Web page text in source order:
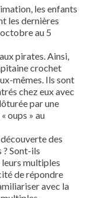
les enfants
les dernières
au 5
pirates. Ainsi,
crochet
mêmes. Ils sont
chez eux avec
par une
oups » au
des
? Sont-ils
leurs multiples
de répondre
avec la